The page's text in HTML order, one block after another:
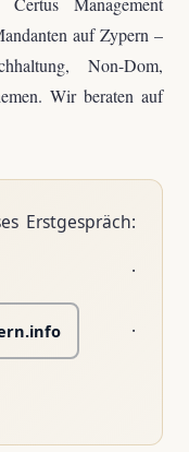
auf Zypern –
Non-Dom,
Wir beraten auf
Erstgespräch:
·